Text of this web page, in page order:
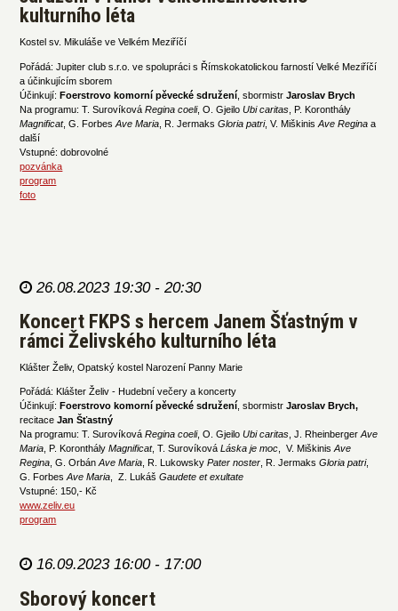
kulturního léta
Kostel sv. Mikuláše ve Velkém Meziříčí
Pořádá: Jupiter club s.r.o. ve spolupráci s Římskokatolickou farností Velké Meziříčí
a účinkujícím sborem
Účinkují:Foerstrovo komorní pěvecké sdružení , sbormistrJaroslav Brych
Na programu: T. Surovíková Regina coeli, O. GjeiloUbi caritas , P. Koronthály
Magnificat, G. ForbesAve Maria , R. JermaksGloria patri, V. MiškinisAve Regina a
další
Vstupné: dobrovolné
pozvánka
program
foto
26.08.2023 19:30 - 20:30
Koncert FKPS s hercem Janem Šťastným v
rámci Želivského kulturního léta
Klášter Želiv, Opatský kostel Narození Panny Marie
Pořádá: Klášter Želiv - Hudební večery a koncerty
Účinkují: Foerstrovo komorní pěvecké sdružení, sbormistrJaroslav Brych,
recitace Jan Šťastný
Na programu: T. Surovíková Regina coeli, O. GjeiloUbi caritas, J. RheinbergerAve
Maria, P. KoronthályMagnificat, T. SurovíkováLáska je moc, V. MiškinisAve
Regina, G. OrbánAve Maria, R. LukowskyPater noster, R. JermaksGloria patri,
G. ForbesAve Maria, Z. LukášGaudete et exultate
Vstupné: 150,- Kč
www.zeliv.eu
program
16.09.2023 16:00 - 17:00
Sborový koncert